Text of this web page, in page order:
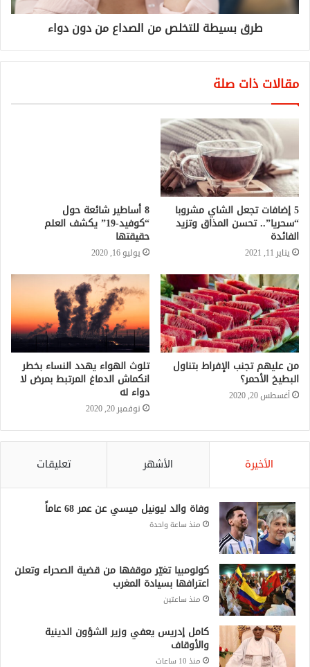
طرق بسيطة للتخلص من الصداع من دون دواء
مقالات ذات صلة
5 إضافات تجعل الشاي مشروبا
“سحريا”.. تحسن المذاق وتزيد
الفائدة
يناير 11, 2021
8 أساطير شائعة حول
“كوفيد-19” يكشف العلم
حقيقتها
يوليو 16, 2020
من عليهم تجنب الإفراط بتناول
البطيخ الأحمر؟
أغسطس 20, 2020
تلوث الهواء يهدد النساء بخطر
انكماش الدماغ المرتبط بمرض لا
دواء له
نوفمبر 20, 2020
الأخيرة الأشهر تعليقات
وفاة والد ليونيل ميسي عن عمر 68 عاماً
منذ ساعة واحدة
كولومبيا تغيّر موقفها من قضية الصحراء وتعلن
اعترافها بسيادة المغرب
منذ ساعتين
كامل إدريس يعفي وزير الشؤون الدينية
والأوقاف
منذ 10 ساعات